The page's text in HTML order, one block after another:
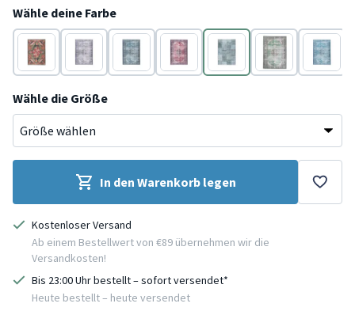
Wähle deine Farbe
Gold Grau Blau Rot Blau Grün Blau
Wähle die Größe
In den Warenkorb legen
Kostenloser Versand
Ab einem Bestellwert von €89 übernehmen wir die
Versandkosten!
Bis 23:00 Uhr bestellt – sofort versendet*
Heute bestellt – heute versendet